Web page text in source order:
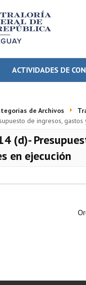
ACTIVIDADES DE
de Archivos
de ingresos,
(d)-
en ejecución